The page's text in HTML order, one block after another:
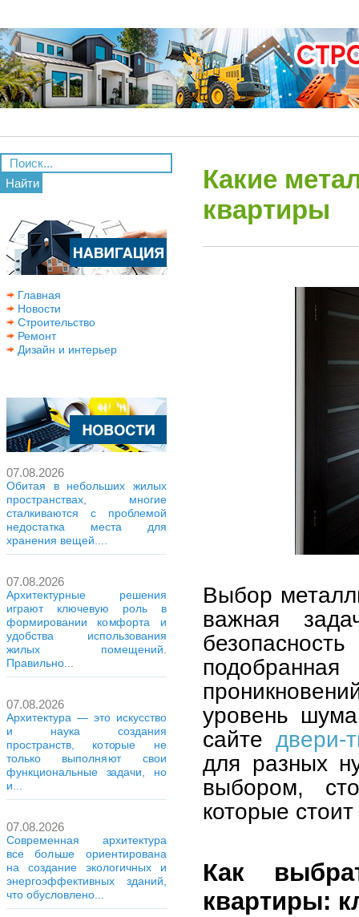
Найти
Главная
Новости
Строительство
Ремонт
Дизайн и интерьер
07.08.2026
Обитая в небольших жилых
пространствах, многие
сталкиваются с проблемой
недостатка места для
хранения вещей....
07.08.2026
Архитектурные решения
играют ключевую роль в
формировании комфорта и
удобства использования
жилых помещений.
Правильно...
07.08.2026
Архитектура — это искусство
и наука создания
пространств, которые не
только выполняют свои
функциональные задачи, но
и...
07.08.2026
Современная архитектура
все больше ориентирована
на создание экологичных и
энергоэффективных зданий,
что обусловлено...
Какие
квартиры
Выбор
важная
уровень
сайтедвери-
для разных
выбором,
которые
Как
квартиры: